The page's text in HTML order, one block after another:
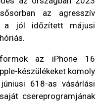
az agresszív
a jól időzített májusi
az iPhone 16
készülékeket komoly
618-as vásárlási
csereprogramjának